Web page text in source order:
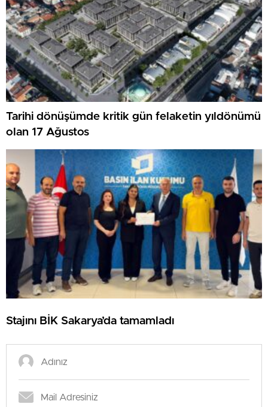
Tarihi dönüşümde kritik gün felaketin yıldönümü
olan 17 Ağustos
Stajını BİK Sakarya’da tamamladı